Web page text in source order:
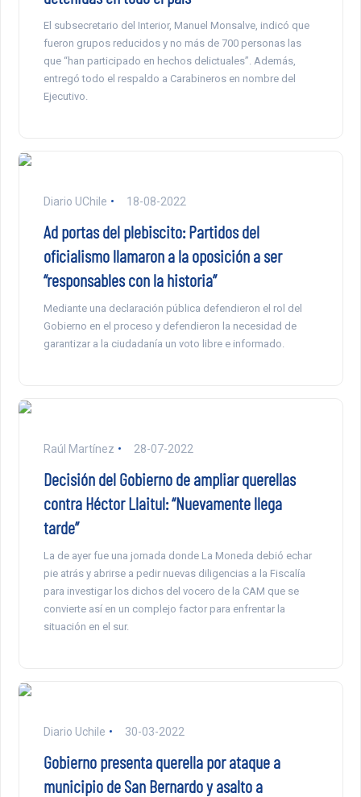
El subsecretario del Interior, Manuel Monsalve, indicó que
fueron grupos reducidos y no más de 700 personas las
que “han participado en hechos delictuales”. Además,
entregó todo el respaldo a Carabineros en nombre del
Ejecutivo.
Diario UChile 18-08-2022
Ad portas del plebiscito: Partidos del
oficialismo llamaron a la oposición a ser
“responsables con la historia”
Mediante una declaración pública defendieron el rol del
Gobierno en el proceso y defendieron la necesidad de
garantizar a la ciudadanía un voto libre e informado.
Raúl Martínez 28-07-2022
Decisión del Gobierno de ampliar querellas
contra Héctor Llaitul: “Nuevamente llega
tarde”
La de ayer fue una jornada donde La Moneda debió echar
pie atrás y abrirse a pedir nuevas diligencias a la Fiscalía
para investigar los dichos del vocero de la CAM que se
convierte así en un complejo factor para enfrentar la
situación en el sur.
Diario Uchile 30-03-2022
Gobierno presenta querella por ataque a
municipio de San Bernardo y asalto a